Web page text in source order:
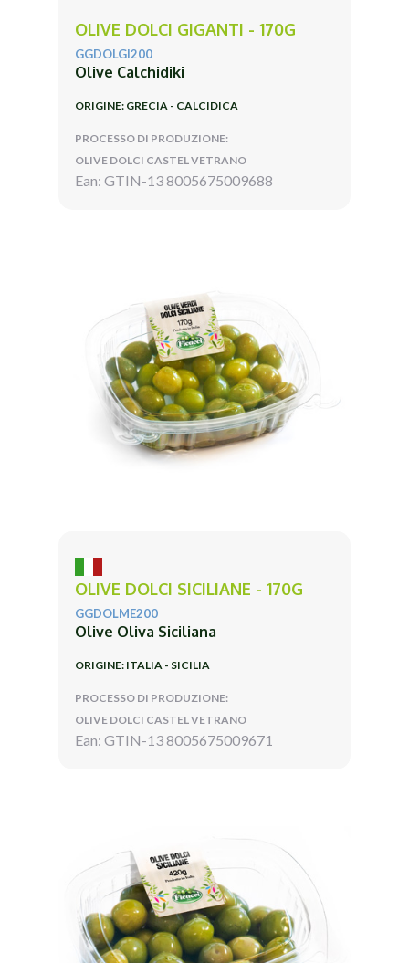
OLIVE DOLCI GIGANTI - 170G
GGDOLGI200
Olive Calchidiki
ORIGINE: GRECIA - CALCIDICA
PROCESSO DI PRODUZIONE:
OLIVE DOLCI CASTEL VETRANO
Ean: GTIN-13 8005675009688
OLIVE DOLCI SICILIANE - 170G
GGDOLME200
Olive Oliva Siciliana
ORIGINE: ITALIA - SICILIA
PROCESSO DI PRODUZIONE:
OLIVE DOLCI CASTEL VETRANO
Ean: GTIN-13 8005675009671